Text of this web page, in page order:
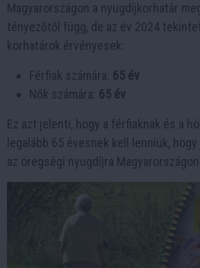
Magyarországon a nyugdíjkorhatár
tényezőtől függ, de az év 2024
korhatárok érvényesek:
Férfiak számára: 65 év
Nők számára: 65 év
Ez azt jelenti, hogy a férfiaknak és a
legalább 65 évesnek kell lenniük,
az öregségi nyugdíjra Magyarországon